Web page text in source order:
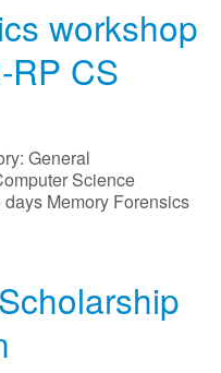
workshop
RP CS
General
Science
Memory Forensics